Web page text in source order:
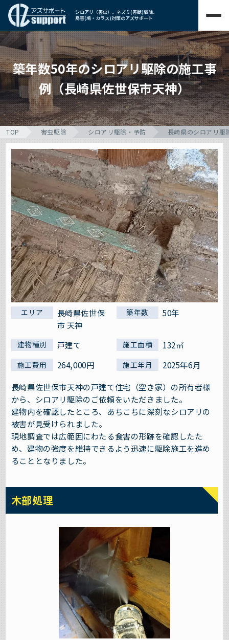
シロアリ（害虫）、ネズミ(害獣)駆除、
鳥害(鳩・カラス)対策のアズサポート
築年数50年のシロアリ駆除の施工事
例（長崎県佐世保市天神）
TOP 害虫駆除 シロアリ駆除・予防 長崎県のシロアリ駆
エリア
長崎県佐世保
市 天神
築年数 50年
建物種別 戸建て 施工面積 132㎡
施工費用 264,000円 施工年月
2025年6月
長崎県佐世保市天神の戸建て住宅（空き家）の所有者様
から、シロアリ駆除のご依頼をいただきました。
建物内を確認したところ、あちこちに深刻なシロアリの
被害が見受けられました。
現地調査では広範囲にわたる食害の形跡を確認したた
め、建物の強度を維持できるよう迅速に駆除施工を進め
ることとなりました。
木部処理